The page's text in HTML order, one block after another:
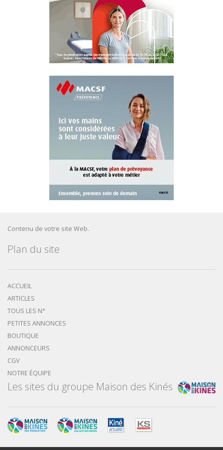
Contenu de votre site Web.
Plan du site
ACCUEIL
ARTICLES
TOUS LES N°
PETITES ANNONCES
BOUTIQUE
ANNONCEURS
CGV
NOTRE ÉQUIPE
Les sites du groupe Maison des Kinés